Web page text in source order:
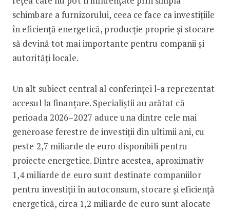
schimbare a furnizorului, ceea ce face ca investițiile
în eficiență energetică, producție proprie și stocare
să devină tot mai importante pentru companii și
autorități locale.
Un alt subiect central al conferinței l-a reprezentat
accesul la finanțare. Specialiștii au arătat că
perioada 2026–2027 aduce una dintre cele mai
generoase ferestre de investiții din ultimii ani, cu
peste 2,7 miliarde de euro disponibili pentru
proiecte energetice. Dintre acestea, aproximativ
1,4 miliarde de euro sunt destinate companiilor
pentru investiții în autoconsum, stocare și eficiență
energetică, circa 1,2 miliarde de euro sunt alocate